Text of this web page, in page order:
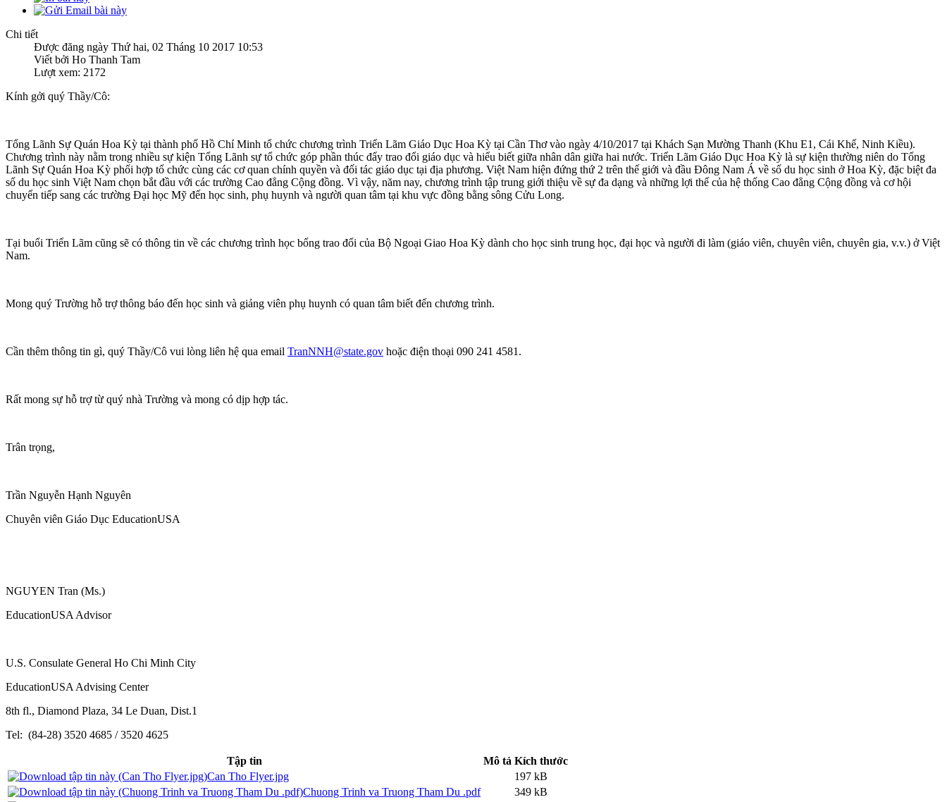
Chi tiết
Được đăng ngày Thứ hai, 02 Tháng 10 2017 10:53
Viết bởi Ho Thanh Tam
Lượt xem: 2172
Kính gởi quý Thầy/Cô:
Tổng Lãnh Sự Quán Hoa Kỳ tại thành phố Hồ Chí Minh tổ chức chương trình Triển Lãm Giáo Dục Hoa Kỳ tại Cần Thơ vào ngày 4/10/2017 tại Khách Sạn Mường Thanh (Khu E1, Cái Khế, Ninh Kiều).
Chương trình này nằm trong nhiều sự kiện Tổng Lãnh sự tổ chức góp phần thúc đẩy trao đổi giáo dục và hiểu biết giữa nhân dân giữa hai nước. Triển Lãm Giáo Dục Hoa Kỳ là sự kiện thường niên do Tổng
Lãnh Sự Quán Hoa Kỳ phối hợp tổ chức cùng các cơ quan chính quyền và đối tác giáo dục tại địa phương. Việt Nam hiện đứng thứ 2 trên thế giới và đầu Đông Nam Á về số du học sinh ở Hoa Kỳ, đặc biệt đa
số du học sinh Việt Nam chọn bắt đầu với các trường Cao đẳng Cộng đồng. Vì vậy, năm nay, chương trình tập trung giới thiệu về sự đa dạng và những lợi thế của hệ thống Cao đẳng Cộng đồng và cơ hội
chuyển tiếp sang các trường Đại học Mỹ đến học sinh, phụ huynh và người quan tâm tại khu vực đồng bằng sông Cửu Long.
Tại buổi Triển Lãm cũng sẽ có thông tin về các chương trình học bổng trao đổi của Bộ Ngoại Giao Hoa Kỳ dành cho học sinh trung học, đại học và người đi làm (giáo viên, chuyên viên, chuyên gia, v.v.) ở Việt
Nam.
Mong quý Trường hỗ trợ thông báo đến học sinh và giảng viên phụ huynh có quan tâm biết đến chương trình.
Cần thêm thông tin gì, quý Thầy/Cô vui lòng liên hệ qua email TranNNH@state.gov hoặc điện thoại 090 241 4581.
Rất mong sự hỗ trợ từ quý nhà Trường và mong có dịp hợp tác.
Trân trọng,
Trần Nguyễn Hạnh Nguyên
Chuyên viên Giáo Dục EducationUSA
NGUYEN Tran (Ms.)
EducationUSA Advisor
U.S. Consulate General Ho Chi Minh City
EducationUSA Advising Center
8th fl., Diamond Plaza, 34 Le Duan, Dist.1
Tel: (84-28) 3520 4685 / 3520 4625
Tập tin Mô tả Kích thước
Can Tho Flyer.jpg
197 kB
Chuong Trinh va Truong Tham Du .pdf
349 kB